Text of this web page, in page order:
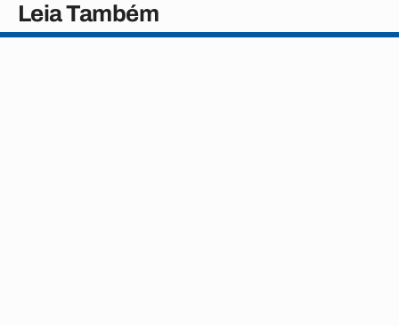
Leia Também